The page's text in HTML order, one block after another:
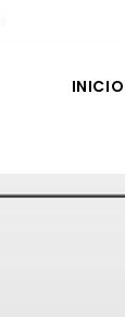
INICIO